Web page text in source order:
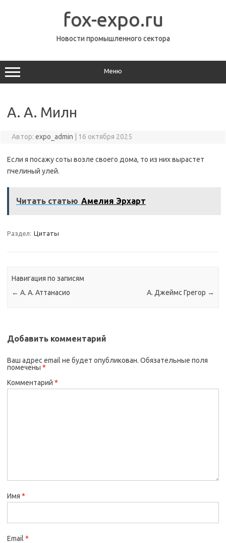
fox-expo.ru
Новости промышленного сектора
Меню
А. А. Милн
Автор: expo_admin 16 октября 2025
Если я посажу соты возле своего дома, то из них вырастет
пчелиный улей.
Читать статью Амелия Эрхарт
Раздел: Цитаты
Навигация по записям
← А. А. Аттанасио А. Джеймс Грегор →
Добавить комментарий
Ваш адрес email не будет опубликован. Обязательные поля
помечены *
Комментарий *
Имя *
Email *